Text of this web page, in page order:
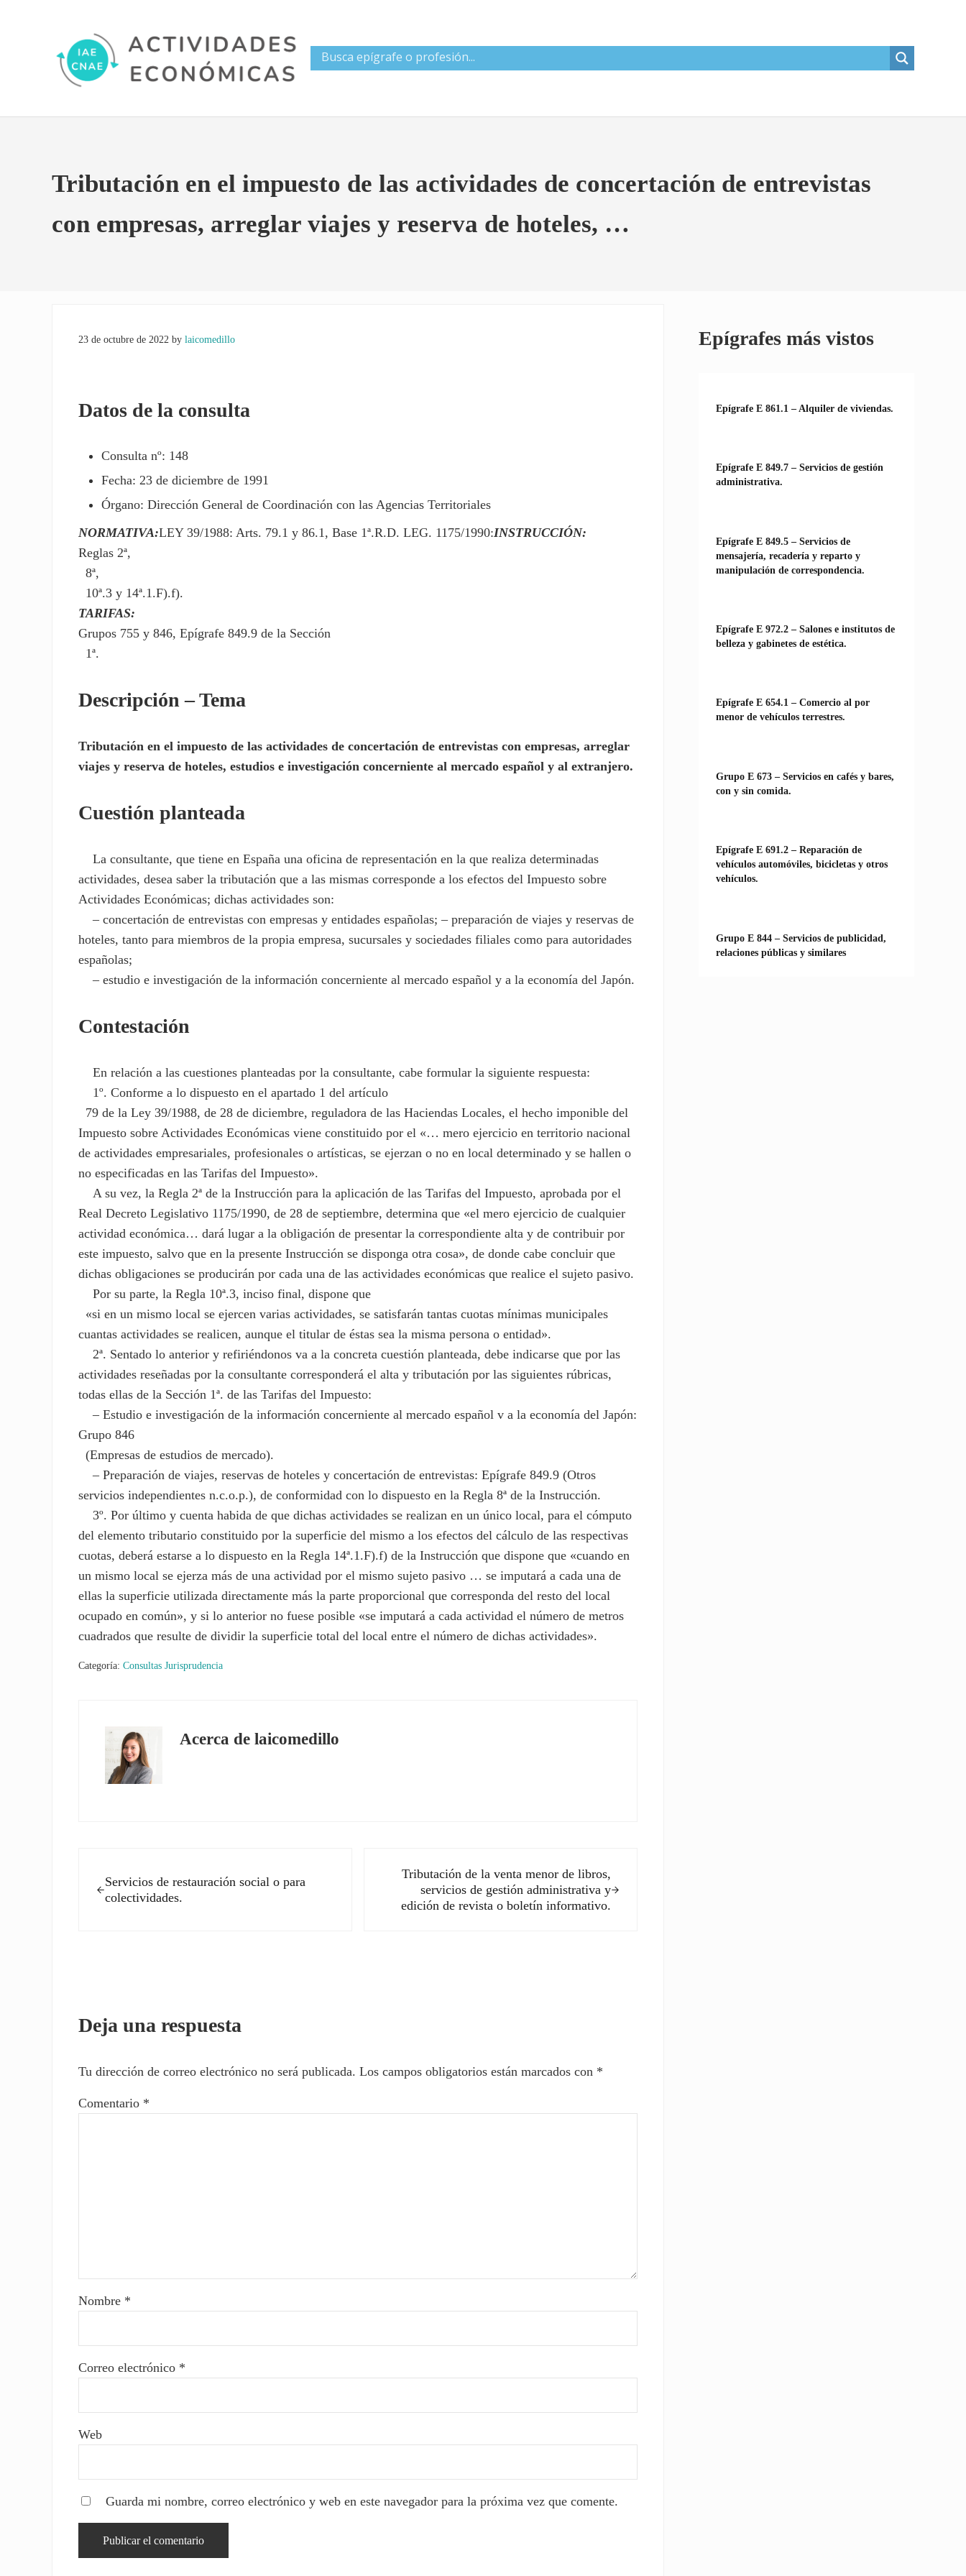
Tributación en el impuesto de las actividades de concertación de entrevistas
con empresas, arreglar viajes y reserva de hoteles, …
23 de octubre de 2022 bylaicomedillo
Datos de la consulta
Consulta nº: 148
Fecha: 23 de diciembre de 1991
Órgano: Dirección General de Coordinación con las Agencias Territoriales
NORMATIVA:LEY 39/1988: Arts. 79.1 y 86.1, Base 1ª.R.D. LEG. 1175/1990:INSTRUCCIÓN:
Reglas 2ª,
8ª,
10ª.3 y 14ª.1.F).f).
TARIFAS:
Grupos 755 y 846, Epígrafe 849.9 de la Sección
1ª.
Descripción – Tema
Tributación en el impuesto de las actividades de concertación de entrevistas con empresas, arreglar
viajes y reserva de hoteles, estudios e investigación concerniente al mercado español y al extranjero.
Cuestión planteada
La consultante, que tiene en España una oficina de representación en la que realiza determinadas
actividades, desea saber la tributación que a las mismas corresponde a los efectos del Impuesto sobre
Actividades Económicas; dichas actividades son:
– concertación de entrevistas con empresas y entidades españolas; – preparación de viajes y reservas de
hoteles, tanto para miembros de la propia empresa, sucursales y sociedades filiales como para autoridades
españolas;
– estudio e investigación de la información concerniente al mercado español y a la economía del Japón.
Contestación
En relación a las cuestiones planteadas por la consultante, cabe formular la siguiente respuesta:
1º. Conforme a lo dispuesto en el apartado 1 del artículo
79 de la Ley 39/1988, de 28 de diciembre, reguladora de las Haciendas Locales, el hecho imponible del
Impuesto sobre Actividades Económicas viene constituido por el «… mero ejercicio en territorio nacional
de actividades empresariales, profesionales o artísticas, se ejerzan o no en local determinado y se hallen o
no especificadas en las Tarifas del Impuesto».
A su vez, la Regla 2ª de la Instrucción para la aplicación de las Tarifas del Impuesto, aprobada por el
Real Decreto Legislativo 1175/1990, de 28 de septiembre, determina que «el mero ejercicio de cualquier
actividad económica… dará lugar a la obligación de presentar la correspondiente alta y de contribuir por
este impuesto, salvo que en la presente Instrucción se disponga otra cosa», de donde cabe concluir que
dichas obligaciones se producirán por cada una de las actividades económicas que realice el sujeto pasivo.
Por su parte, la Regla 10ª.3, inciso final, dispone que
«si en un mismo local se ejercen varias actividades, se satisfarán tantas cuotas mínimas municipales
cuantas actividades se realicen, aunque el titular de éstas sea la misma persona o entidad».
2ª. Sentado lo anterior y refiriéndonos va a la concreta cuestión planteada, debe indicarse que por las
actividades reseñadas por la consultante corresponderá el alta y tributación por las siguientes rúbricas,
todas ellas de la Sección 1ª. de las Tarifas del Impuesto:
– Estudio e investigación de la información concerniente al mercado español v a la economía del Japón:
Grupo 846
(Empresas de estudios de mercado).
– Preparación de viajes, reservas de hoteles y concertación de entrevistas: Epígrafe 849.9 (Otros
servicios independientes n.c.o.p.), de conformidad con lo dispuesto en la Regla 8ª de la Instrucción.
3º. Por último y cuenta habida de que dichas actividades se realizan en un único local, para el cómputo
del elemento tributario constituido por la superficie del mismo a los efectos del cálculo de las respectivas
cuotas, deberá estarse a lo dispuesto en la Regla 14ª.1.F).f) de la Instrucción que dispone que «cuando en
un mismo local se ejerza más de una actividad por el mismo sujeto pasivo … se imputará a cada una de
ellas la superficie utilizada directamente más la parte proporcional que corresponda del resto del local
ocupado en común», y si lo anterior no fuese posible «se imputará a cada actividad el número de metros
cuadrados que resulte de dividir la superficie total del local entre el número de dichas actividades».
Categoría:Consultas Jurisprudencia
Acerca delaicomedillo
Servicios de restauración social o para
colectividades.
Tributación de la venta menor de libros,
servicios de gestión administrativa y
edición de revista o boletín informativo.
Deja una respuesta
Tu dirección de correo electrónico no será publicada. Los campos obligatorios están marcados con *
Comentario *
Nombre *
Correo electrónico *
Web
Guarda mi nombre, correo electrónico y web en este navegador para la próxima vez que comente.
Epígrafes más vistos
Epígrafe E 861.1 – Alquiler de viviendas.
Epígrafe E 849.7 – Servicios de gestión
administrativa.
Epígrafe E 849.5 – Servicios de
mensajería, recadería y reparto y
manipulación de correspondencia.
Epígrafe E 972.2 – Salones e institutos de
belleza y gabinetes de estética.
Epígrafe E 654.1 – Comercio al por
menor de vehículos terrestres.
Grupo E 673 – Servicios en cafés y bares,
con y sin comida.
Epígrafe E 691.2 – Reparación de
vehículos automóviles, bicicletas y otros
vehículos.
Grupo E 844 – Servicios de publicidad,
relaciones públicas y similares